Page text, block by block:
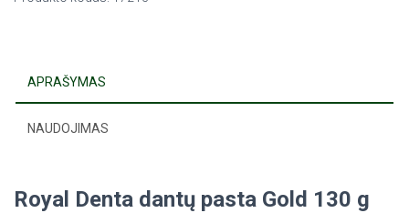
APRAŠYMAS
NAUDOJIMAS
Royal Denta dantų pasta Gold 130 g